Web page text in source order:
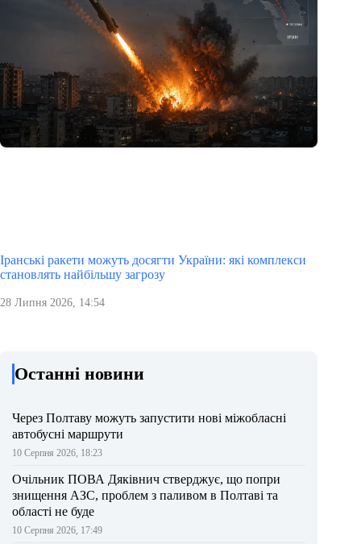
Іранські ракети можуть досягти України: які комплекси
становлять найбільшу загрозу
28 Липня 2026, 14:54
Останні новини
Через Полтаву можуть запустити нові міжобласні
автобусні маршрути
10 Серпня 2026, 18:23
Очільник ПОВА Дяківнич стверджує, що попри
знищення АЗС, проблем з паливом в Полтаві та
області не буде
10 Серпня 2026, 17:49